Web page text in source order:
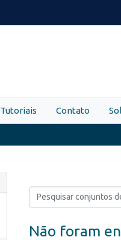
Tutoriais Contato
Não foram